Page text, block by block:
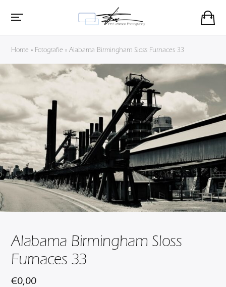
Home » Fotografie »Alabama Birmingham Sloss Furnaces 33
Alabama Birmingham Sloss
Furnaces 33
€0,00